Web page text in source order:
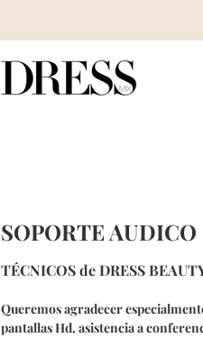
SOPORTE AUDICO
TÉCNICOS de DRESS
Queremos agradecer
pantallas Hd, asistencia a